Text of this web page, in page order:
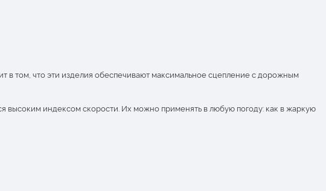
в том, что эти изделия обеспечивают максимальное сцепление с дорожным
высоким индексом скорости. Их можно применять в любую погоду: как в жаркую